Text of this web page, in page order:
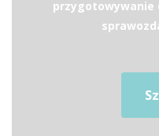
przygotowywanie